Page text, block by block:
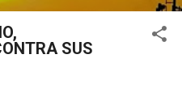
SUS